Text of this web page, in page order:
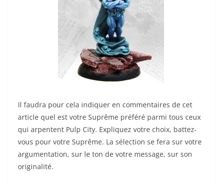
Il faudra pour cela indiquer en commentaires de cet
article quel est votre Suprême préféré parmi tous ceux
qui arpentent Pulp City. Expliquez votre choix, battez-
vous pour votre Suprême. La sélection se fera sur votre
argumentation, sur le ton de votre message, sur son
originalité.